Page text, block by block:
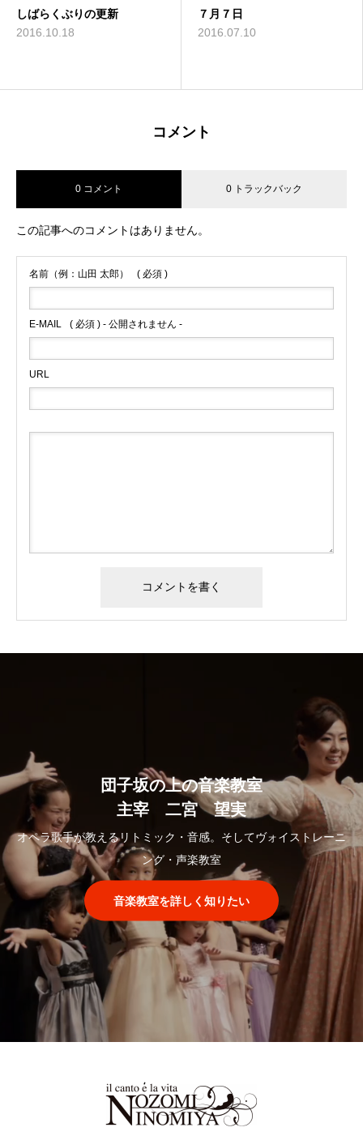
しばらくぶりの更新
2016.10.18
７月７日
2016.07.10
二宮望実公式メールマガジン
登録受付開始しました
メリーウィドウ
2014.12.10
素読
2015.12.23
コメント
0 コメント 0 トラックバック
この記事へのコメントはありません。
名前（例：山田 太郎） ( 必須 )
E-MAIL ( 必須 ) - 公開されません -
URL
団子坂の上の音楽教室
主宰 二宮 望実
オペラ歌手が教えるリトミック・音感。そしてヴォイストレーニ
ング・声楽教室
音楽教室を詳しく知りたい